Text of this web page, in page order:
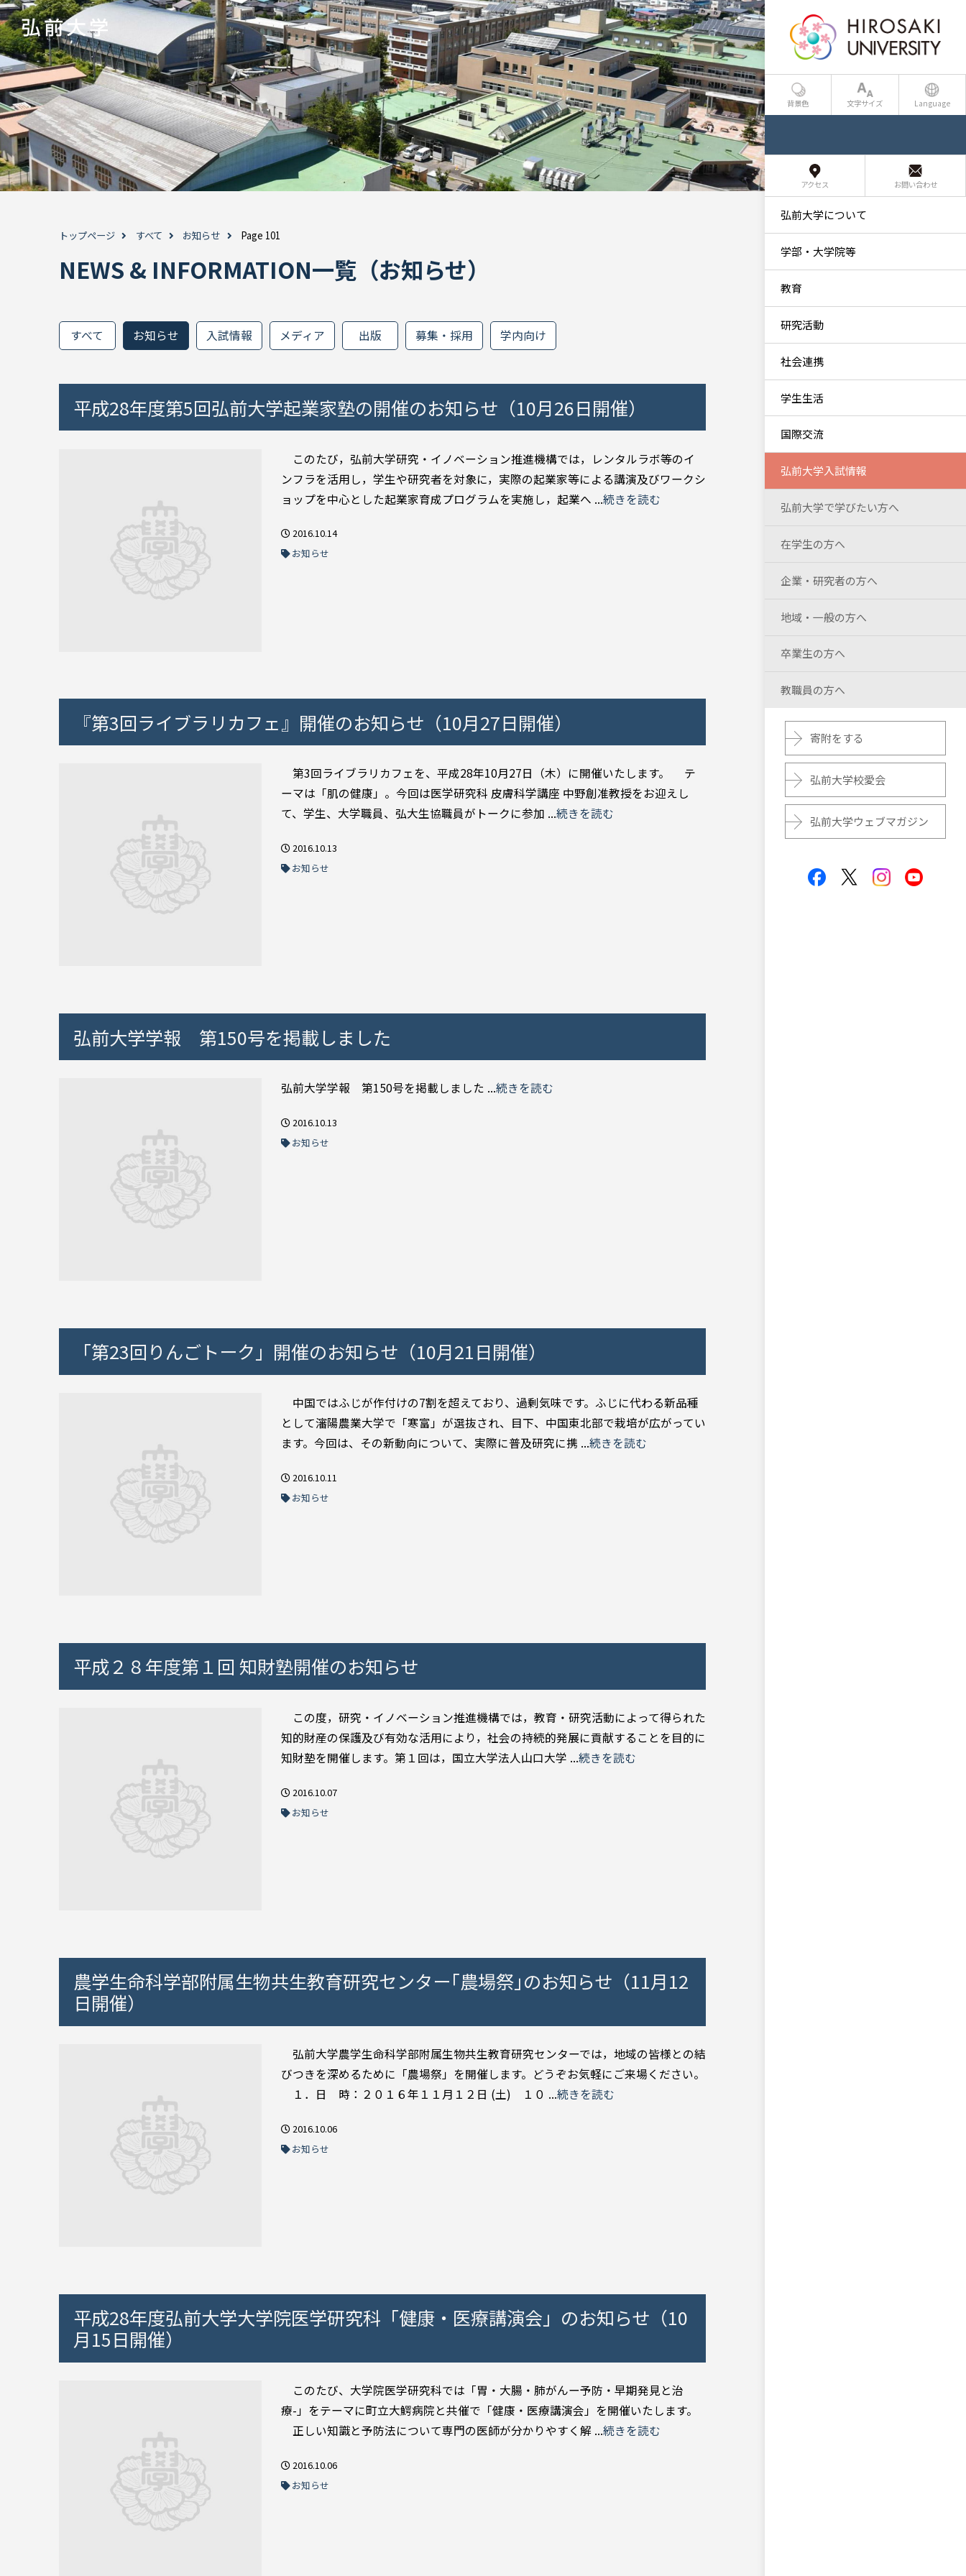
トップページ すべて お知らせ Page 101
NEWS & INFORMATION一覧（お知らせ）
すべて お知らせ 入試情報 メディア 出版 募集・採用 学内向け
平成28年度第5回弘前大学起業家塾の開催のお知らせ（10月26日開催）
このたび，弘前大学研究・イノベーション推進機構では，レンタルラボ等のイ
ンフラを活用し，学生や研究者を対象に，実際の起業家等による講演及びワークシ
ョップを中心とした起業家育成プログラムを実施し，起業へ ...続きを読む
2016.10.14
お知らせ
『第3回ライブラリカフェ』開催のお知らせ（10月27日開催）
第3回ライブラリカフェを、平成28年10月27日（木）に開催いたします。 テ
ーマは「肌の健康」。今回は医学研究科 皮膚科学講座 中野創准教授をお迎えし
て、学生、大学職員、弘大生協職員がトークに参加 ...続きを読む
2016.10.13
お知らせ
弘前大学学報 第150号を掲載しました
弘前大学学報 第150号を掲載しました ...続きを読む
2016.10.13
お知らせ
「第23回りんごトーク」開催のお知らせ（10月21日開催）
中国ではふじが作付けの7割を超えており、過剰気味です。ふじに代わる新品種
として瀋陽農業大学で「寒富」が選抜され、目下、中国東北部で栽培が広がってい
ます。今回は、その新動向について、実際に普及研究に携 ...続きを読む
2016.10.11
お知らせ
平成２８年度第１回 知財塾開催のお知らせ
この度，研究・イノベーション推進機構では，教育・研究活動によって得られた
知的財産の保護及び有効な活用により，社会の持続的発展に貢献することを目的に
知財塾を開催します。第１回は，国立大学法人山口大学 ...続きを読む
2016.10.07
お知らせ
農学生命科学部附属生物共生教育研究センター｢農場祭｣のお知らせ（11月12
日開催）
弘前大学農学生命科学部附属生物共生教育研究センターでは，地域の皆様との結
びつきを深めるために「農場祭」を開催します。どうぞお気軽にご来場ください。
１．日 時：２０１６年１１月１２日 (土) １０ ...続きを読む
2016.10.06
お知らせ
平成28年度弘前大学大学院医学研究科「健康・医療講演会」のお知らせ（10
月15日開催）
このたび、大学院医学研究科では「胃・大腸・肺がんー予防・早期発見と治
療-」をテーマに町立大鰐病院と共催で「健康・医療講演会」を開催いたします。
正しい知識と予防法について専門の医師が分かりやすく解 ...続きを読む
2016.10.06
お知らせ
背景色 文字サイズ Language
アクセス お問い合わせ
弘前大学について
学部・大学院等
教育
研究活動
社会連携
学生生活
国際交流
弘前大学入試情報
弘前大学で学びたい方へ
在学生の方へ
企業・研究者の方へ
地域・一般の方へ
卒業生の方へ
教職員の方へ
寄附をする
弘前大学校愛会
弘前大学ウェブマガジン